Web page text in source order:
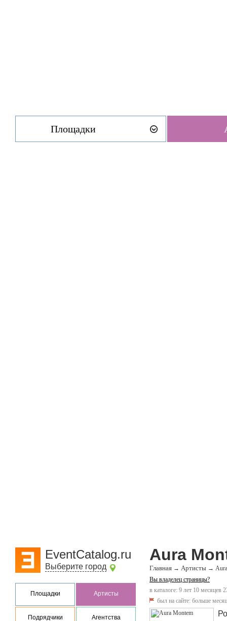
Площадки
EventCatalog.ru
Выберите город
Площадки Артисты
Подрядчики Агентства
Aura
Главная → Артисты →
Вы владелец страницы?
в каталоге: 9 лет 10 месяцев
был на сайте: больше